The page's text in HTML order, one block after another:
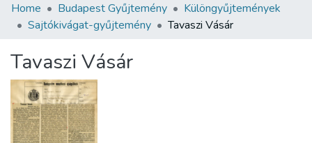
Communities & Collections
Statistics
About us
Home Budapest Gyűjtemény
Különgyűjtemények
Sajtókivágat-gyűjtemény
Tavaszi Vásár
Tavaszi Vásár